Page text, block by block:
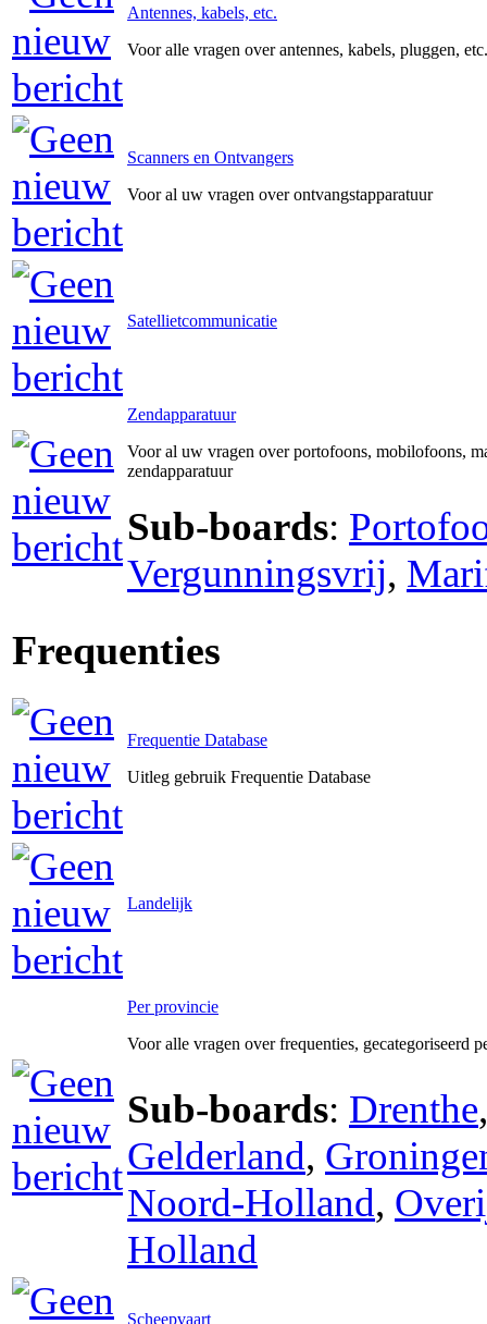
Antennes, kabels, etc.
Voor alle vragen over antennes, kabels, pluggen, etc.
Scanners en Ontvangers
Voor al uw vragen over ontvangstapparatuur
Satellietcommunicatie
Zendapparatuur
Voor al uw vragen over portofoons, mobilofoons,
zendapparatuur
Sub-boards:
Vergunningsvrij,
Frequenties
Frequentie Database
Uitleg gebruik Frequentie Database
Landelijk
Per provincie
Voor alle vragen over frequenties, gecategoriseerd
Sub-boards: Drenthe
Gelderland,
Noord-Holland,
Holland
Scheepvaart